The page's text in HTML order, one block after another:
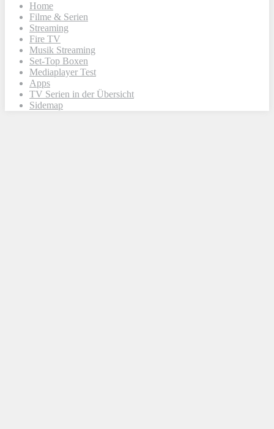
Home
Filme & Serien
Streaming
Fire TV
Musik Streaming
Set-Top Boxen
Mediaplayer Test
Apps
TV Serien in der Übersicht
Sidemap